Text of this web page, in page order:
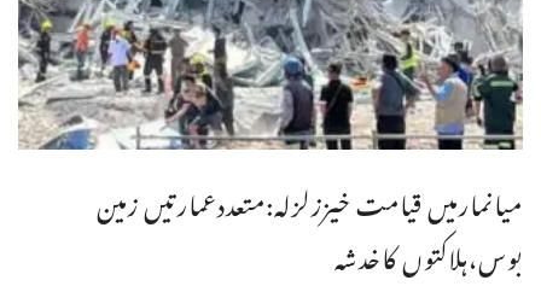
میانمارمیں قیامت خیززلزلہ:متعددعمارتیں زمین
بوس،ہلاکتوں کاخدشہ